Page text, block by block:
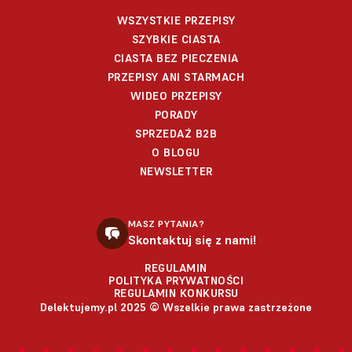
WSZYSTKIE PRZEPISY
SZYBKIE CIASTA
CIASTA BEZ PIECZENIA
PRZEPISY ANI STARMACH
WIDEO PRZEPISY
PORADY
SPRZEDAŻ B2B
O BLOGU
NEWSLETTER
MASZ PYTANIA?
Skontaktuj się z nami!
REGULAMIN
POLITYKA PRYWATNOŚCI
REGULAMIN KONKURSU
Delektujemy.pl 2025 © Wszelkie prawa zastrzeżone